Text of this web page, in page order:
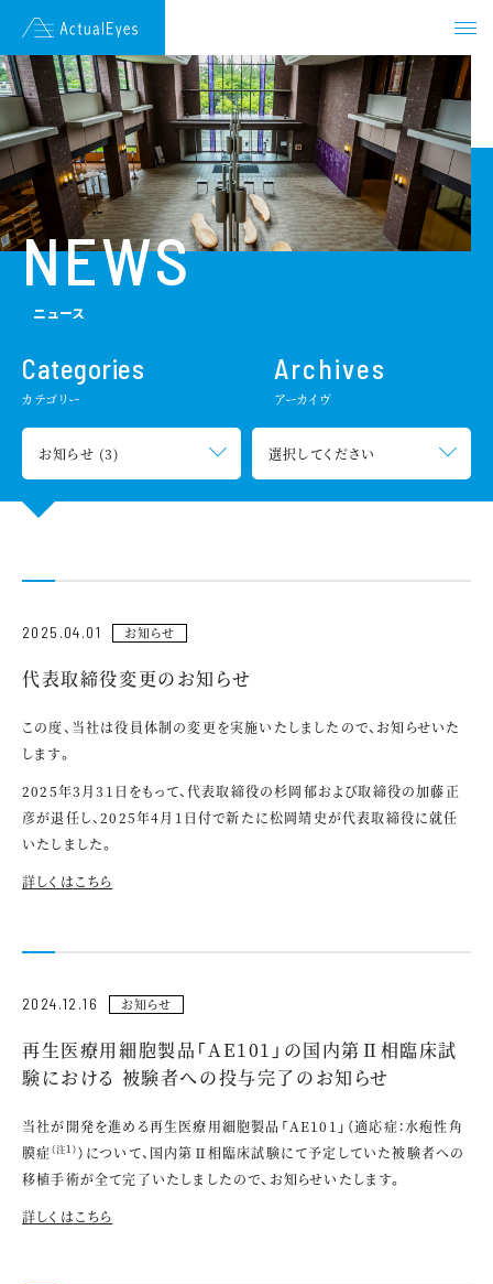
JAPANESE ENGLISH
HOME
NEWS
ENDORSEMENT
TECHNOLOGY
COMPANY
NEWS
ニュース
Categories
カテゴリー
Archives
アーカイヴ
2025.04.01 お知らせ
代表取締役変更のお知らせ
この度、当社は役員体制の変更を実施いたしましたので、お知らせいた
します。
2025年3月31日をもって、代表取締役の杉岡郁および取締役の加藤正
彦が退任し、2025年4月1日付で新たに松岡靖史が代表取締役に就任
いたしました。
詳しくはこちら
2024.12.16 お知らせ
再生医療用細胞製品「AE101」の国内第Ⅱ相臨床試
験における 被験者への投与完了のお知らせ
当社が開発を進める再生医療用細胞製品「AE101」（適応症：水疱性角
膜症（注１））について、国内第Ⅱ相臨床試験にて予定していた被験者への
移植手術が全て完了いたしましたので、お知らせいたします。
詳しくはこちら